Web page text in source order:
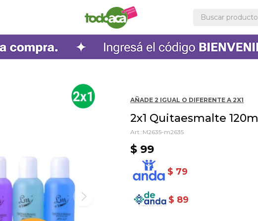
AÑADE 2 IGUAL O DIFERENTE A 2X1
2x1 Quitaesmalte 120ml
M2635-m2635
$ 99
$ 79
$ 89